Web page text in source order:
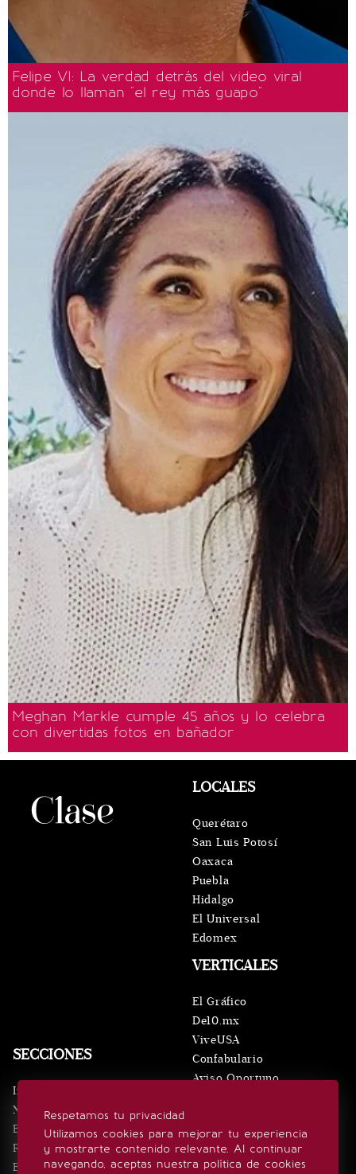
Felipe VI: La verdad detrás del video viral
donde lo llaman "el rey más guapo"
Meghan Markle cumple 45 años y lo celebra
con divertidas fotos en bañador
Respetamos tu privacidad
Utilizamos cookies para mejorar tu experiencia
y mostrarte contenido relevante. Al continuar
navegando, aceptas nuestra política de cookies
SECCIONES
Inicio
Noticias
Eventos
Realeza
Estilo de vida
VERTICALES
El Gráfico
De10.mx
ViveUSA
Confabulario
Aviso Oportuno
LOCALES
Querétaro
San Luis Potosí
Oaxaca
Puebla
Hidalgo
El Universal
Edomex
SÍGUENOS